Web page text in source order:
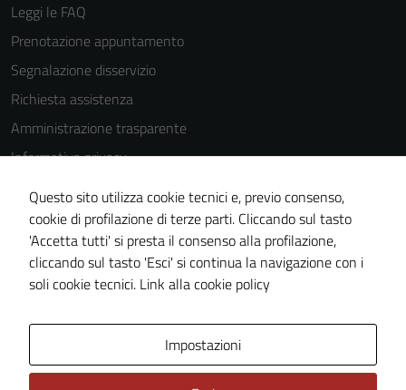
Leggi le FAQ
Prenotazione appuntamento
Segnalazione disservizio
Richiesta assistenza
Amministrazione trasparente
Informativa privacy
Cookie Policy
Note legali
Dichiarazione di accessibilità
Piano di miglioramento del sito
Questo sito utilizza cookie tecnici e, previo consenso,
cookie di profilazione di terze parti. Cliccando sul tasto
'Accetta tutti' si presta il consenso alla profilazione,
cliccando sul tasto 'Esci' si continua la navigazione con i
soli cookie tecnici. Link alla cookie policy
Impostazioni